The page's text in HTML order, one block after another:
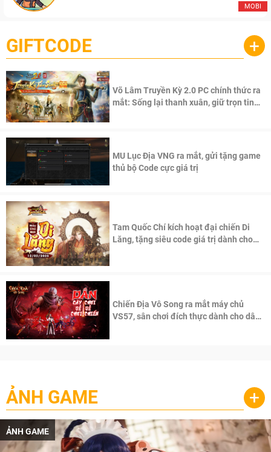
MOBI
GIFTCODE +
Võ Lâm Truyền Kỳ 2.0 PC chính thức ra
mắt: Sống lại thanh xuân, giữ trọn tinh
MU Lục Địa VNG ra mắt, gửi tặng game
thủ bộ Code cực giá trị
Tam Quốc Chí kích hoạt đại chiến Di
Lăng, tặng siêu code giá trị dành cho
Chiến Địa Vô Song ra mắt máy chủ
VS57, sân chơi đích thực dành cho dân
ẢNH GAME +
ẢNH GAME